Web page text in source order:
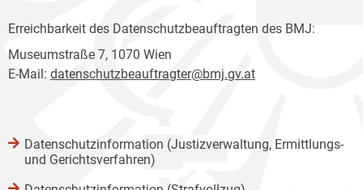
Erreichbarkeit des Datenschutzbeauftragten des BMJ:
Museumstraße 7, 1070 Wien
E-Mail: datenschutzbeauftragter@bmj.gv.at
Datenschutzinformation (Justizverwaltung, Ermittlungs-
und Gerichtsverfahren)